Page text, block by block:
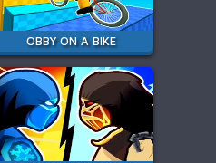
OBBY ON A BIKE